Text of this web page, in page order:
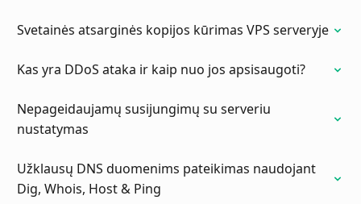
Svetainės atsarginės kopijos kūrimas VPS serveryje
Kas yra DDoS ataka ir kaip nuo jos apsisaugoti?
Nepageidaujamų susijungimų su serveriu
nustatymas
Užklausų DNS duomenims pateikimas naudojant
Dig, Whois, Host & Ping